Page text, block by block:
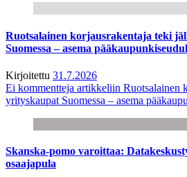
Ruotsalainen korjausrakentaja teki
Suomessa – asema
Kirjoitettu 31.7.2026
Ei kommentteja artikkeliin Ruotsalainen
yrityskaupat Suomessa – asema
Skanska-pomo varoittaa:
osaajapula